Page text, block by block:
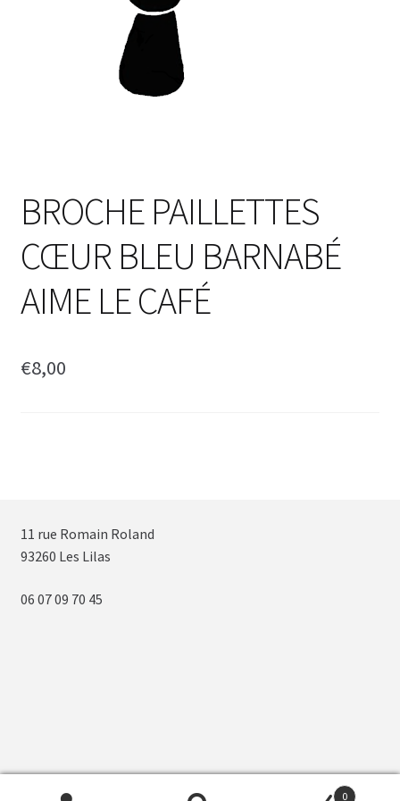
BROCHE PAILLETTES
CŒUR BLEU BARNABÉ
AIME LE CAFÉ
€8,00
11 rue Romain Roland
93260 Les Lilas
06 07 09 70 45
0